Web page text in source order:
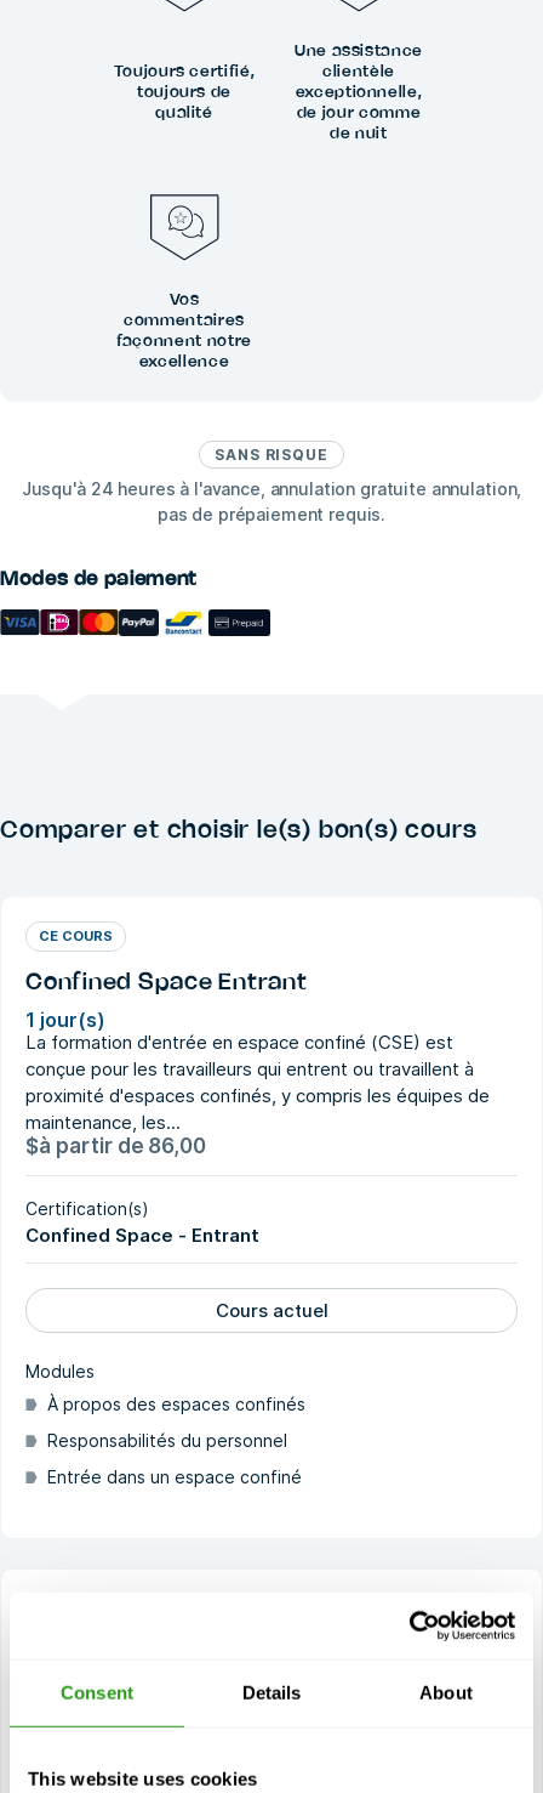
Consent Details About
This website uses cookies
SANS RISQUE
Jusqu'à 24 heures à l'avance, annulation gratuite annulation,
pas de prépaiement requis.
Modes de paiement
Toujours certifié,
toujours de
qualité
Une assistance
clientèle
exceptionnelle,
de jour comme
de nuit
Vos
commentaires
façonnent notre
excellence
Comparer et choisir le(s) bon(s) cours
CE COURS
Confined Space Entrant
1 jour(s)
La formation d'entrée en espace confiné (CSE) est
conçue pour les travailleurs qui entrent ou travaillent à
proximité d'espaces confinés, y compris les équipes de
maintenance, les...
$à partir de 86,00
Certification(s)
Confined Space - Entrant
Cours actuel
Modules
À propos des espaces confinés
Responsabilités du personnel
Entrée dans un espace confiné
La formation à l'entrée dans les espaces confinés (CSE)
tâches impliquant l'entrée dans des espaces confinés ou
le travail...